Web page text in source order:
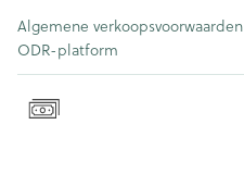
Algemene verkoopsvoorwaarden
ODR-platform